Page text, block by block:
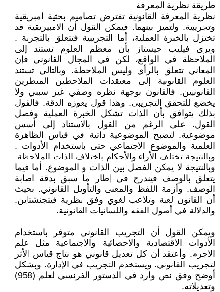
طريقة نظرية المعرفة
نظرية المعرفة القانونية تفترض تصاميم بحثية امبريقية
وتجريبية. ولتميز بينهما. فيمكن القول أن الامبيريقية قد
تختزل بالخبرة العملية، أما التجريبية فتتعلق بالتجربة .
ويرى فيليب جيستاز بأن معظم العلوم تستند إلى
الملاحظة في الواقع، لكن في المجال القانوني فإن
المعاني تتعلق بالرأي وليس الملاحظة. وبالتالي تستند
العلوم القانونية إلى معتقدات الملاحظين المنظرين
القانونيين. فالقانون بوجهة نظره وصفي غير سببي ولا
يخضع للتحقق التجريبي. وهذا قول يعوزه الدقة. فالقول
بذلك يتوافق بأن الذات تشكل الخبرة العملية وفصل
القول. على الرغم من القول بالاستناد إلى أسس
موضوعية. لتصبح الموضوعية ذاتية في قياس الظاهرة
العلمية والموضوع الاجتماعي حتى باستخدام الأدوات .
وبالنتيجة تختلف الأراء والأحكام باختلاف الذات الملاحظة.
وبالنتيجة لا يمكن الفصل بين الذات و الموضوع. أما فيما
يتعلق بالوصف فيندرج في إطار ما سبق بدقة اصابة
الوصف. وأزمة اللفظ والمعنى والتأويل القانوني. بحيث
أن القانون لعبة وتلاعب لغوي وفق نظرية فيتجنشتاين.
والدلالة في أصول الفقه واللسانيات القانونية.
ويمكن القول أن التجريب القانوني متوفر باستخدام
الأدوات الاقتصادية والاحصائية والاجتماعية مثل علم
الاجرم. وأعتقد أن كل تعديل قانوني هو نتاج قياس الأثر
لتجريب القانوني. ويستخدم التجريب في الإدارة. وبشكل
أوضح وفق نص وارد في الدستور الفرنسي لعلم (958)
وتعديلاته.